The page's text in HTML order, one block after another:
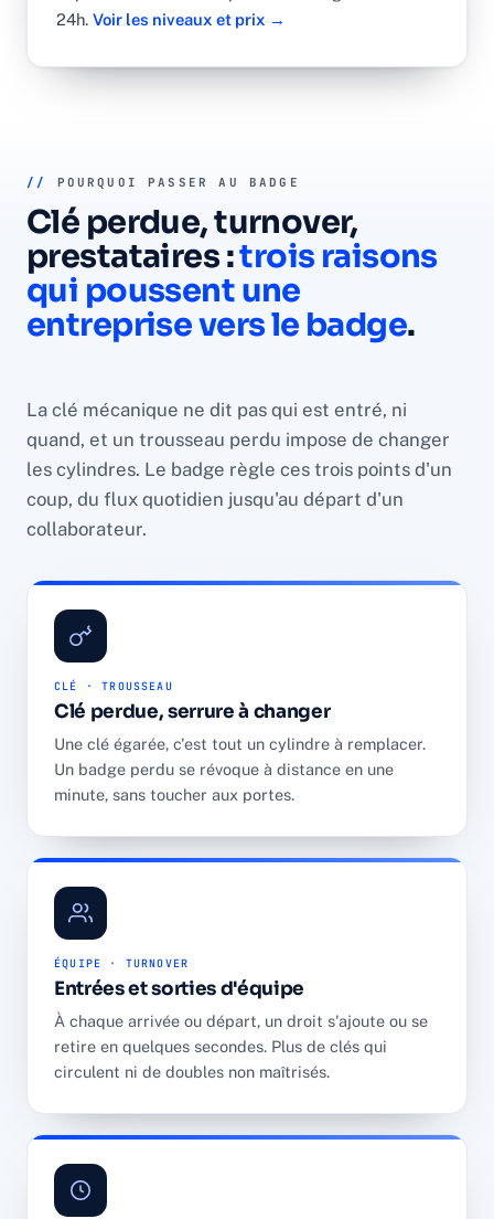
24h. Voir les niveaux et prix →
// POURQUOI PASSER AU BADGE
Clé perdue, turnover,
prestataires :trois raisons
qui poussent une
entreprise vers le badge.
La clé mécanique ne dit pas qui est entré, ni
quand, et un trousseau perdu impose de changer
les cylindres. Le badge règle ces trois points d'un
coup, du flux quotidien jusqu'au départ d'un
collaborateur.
CLÉ · TROUSSEAU
Clé perdue, serrure à changer
Une clé égarée, c'est tout un cylindre à remplacer.
Un badge perdu se révoque à distance en une
minute, sans toucher aux portes.
ÉQUIPE · TURNOVER
Entrées et sorties d'équipe
À chaque arrivée ou départ, un droit s'ajoute ou se
retire en quelques secondes. Plus de clés qui
circulent ni de doubles non maîtrisés.